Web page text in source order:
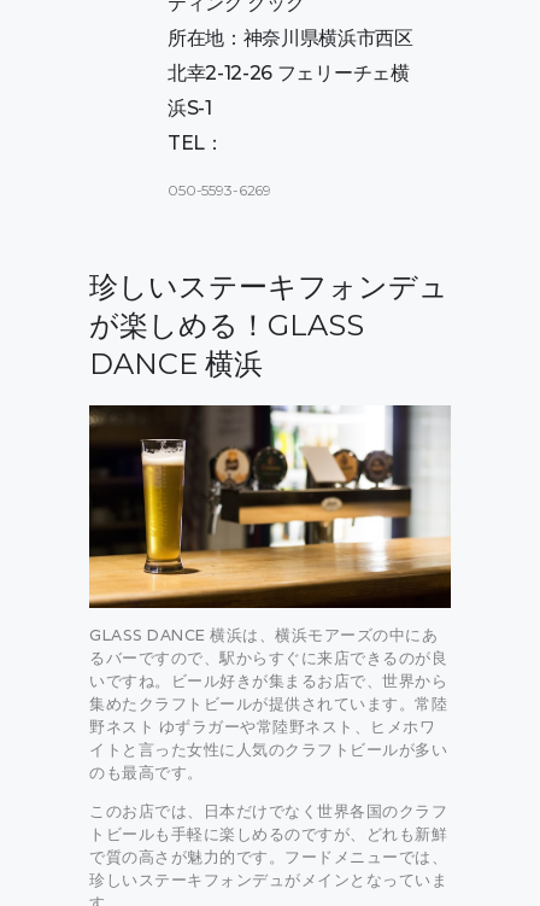
所在地：神奈川県横浜市西区
北幸2-12-26 フェリーチェ横
浜S-1
TEL：
050-5593-6269
珍しいステーキフォンデュ
が楽しめる！GLASS
DANCE 横浜
GLASS DANCE 横浜は、横浜モアーズの中にあ
るバーですので、駅からすぐに来店できるのが良
いですね。ビール好きが集まるお店で、世界から
集めたクラフトビールが提供されています。常陸
野ネスト ゆずラガーや常陸野ネスト、ヒメホワ
イトと言った女性に人気のクラフトビールが多い
のも最高です。
このお店では、日本だけでなく世界各国のクラフ
トビールも手軽に楽しめるのですが、どれも新鮮
で質の高さが魅力的です。フードメニューでは、
珍しいステーキフォンデュがメインとなっていま